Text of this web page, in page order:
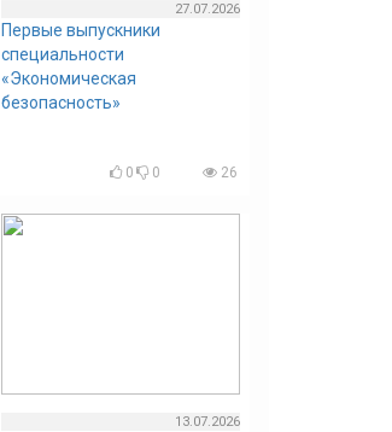
27.07.2026
Первые выпускники
специальности
«Экономическая
безопасность»
0 0 26
13.07.2026